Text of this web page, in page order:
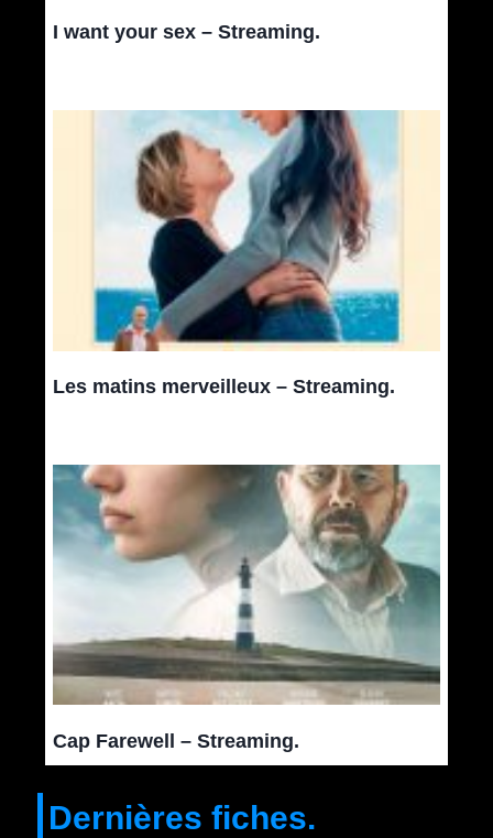
I want your sex – Streaming.
Les matins merveilleux – Streaming.
Cap Farewell – Streaming.
Dernières fiches.